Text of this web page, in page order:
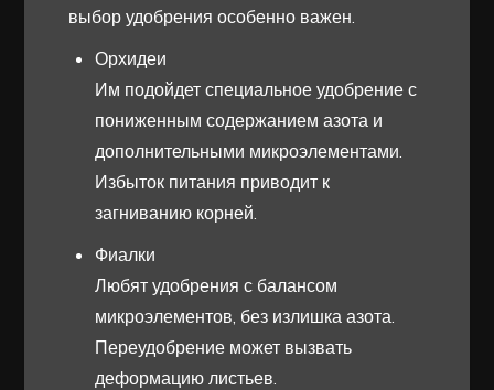
выбор удобрения особенно важен.
Орхидеи
Им подойдет специальное удобрение с
пониженным содержанием азота и
дополнительными микроэлементами.
Избыток питания приводит к
загниванию корней.
Фиалки
Любят удобрения с балансом
микроэлементов, без излишка азота.
Переудобрение может вызвать
деформацию листьев.